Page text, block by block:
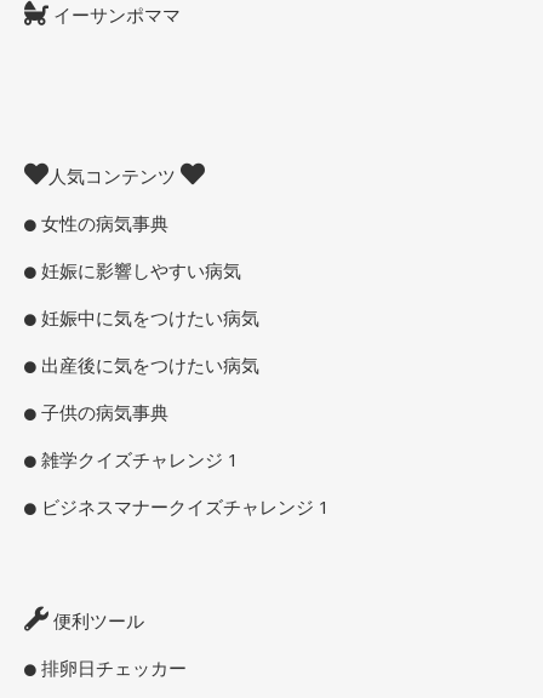
イーサンポママ
人気コンテンツ
女性の病気事典
妊娠に影響しやすい病気
妊娠中に気をつけたい病気
出産後に気をつけたい病気
子供の病気事典
雑学クイズチャレンジ 1
ビジネスマナークイズチャレンジ 1
便利ツール
排卵日チェッカー